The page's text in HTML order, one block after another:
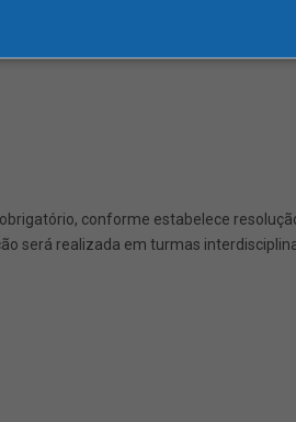
conforme estabelece
será realizada em turmas